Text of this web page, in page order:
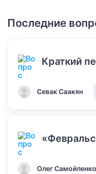
Последние
Краткий
Севак Саакян
Олег Самойленко